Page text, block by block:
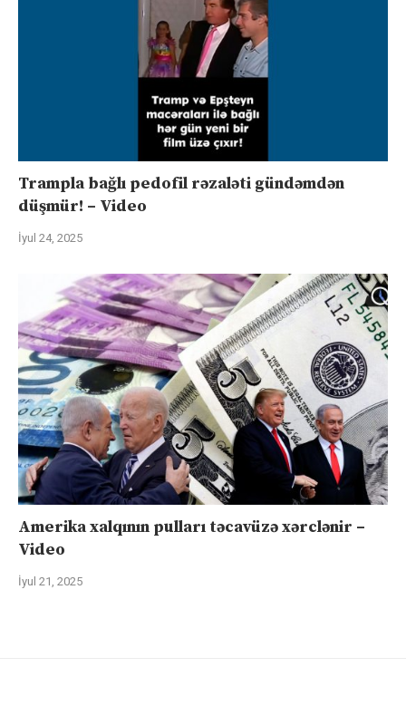
Trampla bağlı pedofil rəzaləti gündəmdən
düşmür! – Video
İyul 24, 2025
Amerika xalqının pulları təcavüzə xərclənir –
Video
İyul 21, 2025